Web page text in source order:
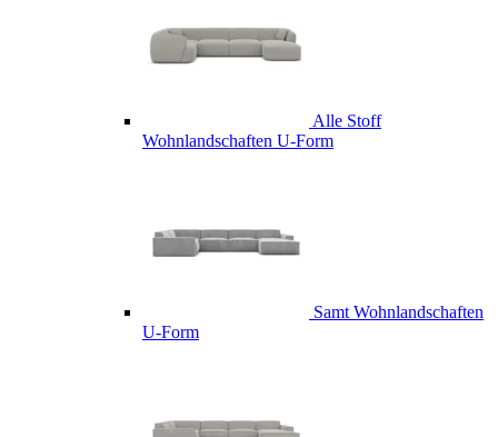
Alle Stoff
Wohnlandschaften U-Form
Samt Wohnlandschaften
U-Form